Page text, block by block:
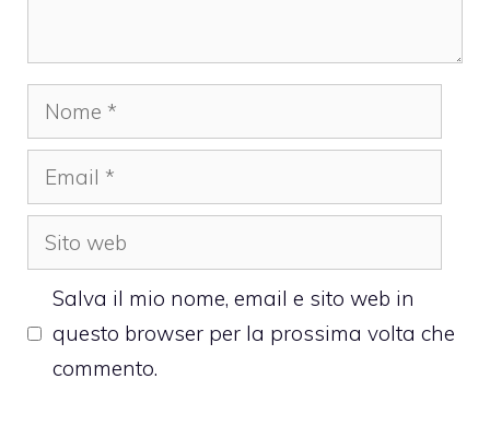
Nome
Email
Sito
web
Salva il mio nome, email e sito web in
questo browser per la prossima volta che
commento.